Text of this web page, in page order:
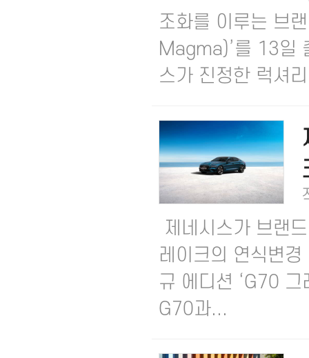
조화를 이루는 브
Magma)’를 13일
스가 진정한 럭셔
제네시스가 브랜
레이크의 연식변
규 에디션 ‘G70
G70과...